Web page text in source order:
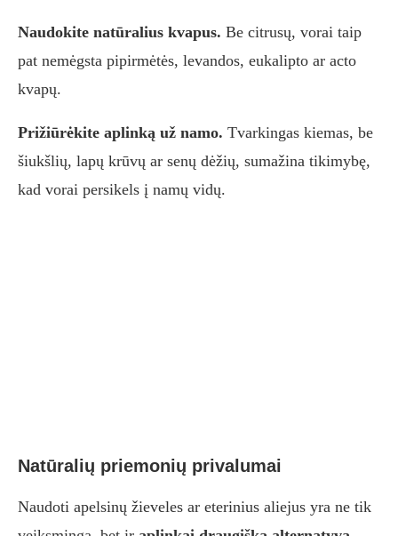
Naudokite natūralius kvapus. Be citrusų, vorai taip
pat nemėgsta pipirmėtės, levandos, eukalipto ar acto
kvapų.
Prižiūrėkite aplinką už namo. Tvarkingas kiemas, be
šiukšlių, lapų krūvų ar senų dėžių, sumažina tikimybę,
kad vorai persikels į namų vidų.
Natūralių priemonių privalumai
Naudoti apelsinų žieveles ar eterinius aliejus yra ne tik